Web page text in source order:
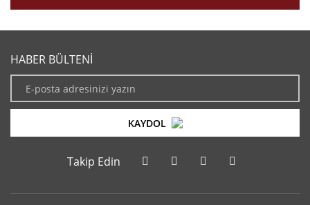
HABER BÜLTENİ
KAYDOL
Takip Edin